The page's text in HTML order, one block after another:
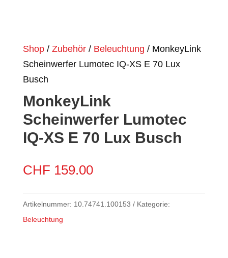
Shop/ Zubehör/ Beleuchtung / MonkeyLink
Scheinwerfer Lumotec IQ-XS E 70 Lux
Busch
MonkeyLink
Scheinwerfer Lumotec
IQ-XS E 70 Lux Busch
CHF 159.00
Artikelnummer: 10.74741.100153
Kategorie:
Beleuchtung